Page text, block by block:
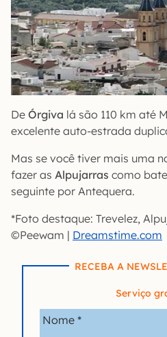
De Órgiva lá são 110 km até
excelente auto-estrada
Mas se você tiver mais uma
fazer as Alpujarras como
seguinte por Antequera.
*Foto destaque: Trevelez,
©Peewam | Dreamstime.com
RECEBA A
Serviço